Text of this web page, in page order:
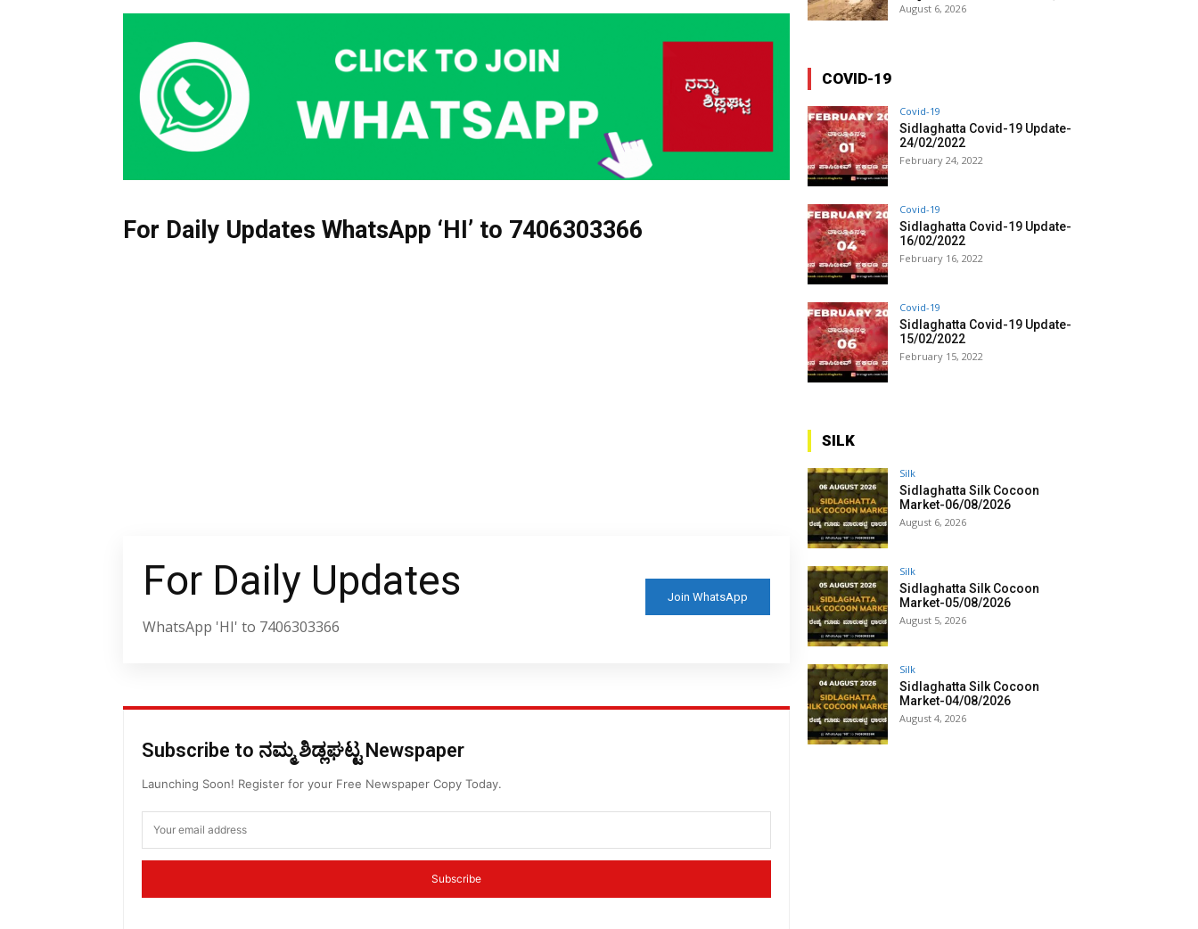
For Daily Updates WhatsApp ‘HI’ to 7406303366
For Daily Updates
WhatsApp 'HI' to 7406303366
Join WhatsApp
Subscribe to ನಮ್ಮ ಶಿಡ್ಲಘಟ್ಟ Newspaper
Launching Soon! Register for your Free Newspaper Copy Today.
Subscribe
August 6, 2026
COVID-19
Covid-19
Sidlaghatta Covid-19 Update-
24/02/2022
February 24, 2022
Covid-19
Sidlaghatta Covid-19 Update-
16/02/2022
February 16, 2022
Covid-19
Sidlaghatta Covid-19 Update-
15/02/2022
February 15, 2022
SILK
Silk
Sidlaghatta Silk Cocoon
Market-06/08/2026
August 6, 2026
Silk
Sidlaghatta Silk Cocoon
Market-05/08/2026
August 5, 2026
Silk
Sidlaghatta Silk Cocoon
Market-04/08/2026
August 4, 2026